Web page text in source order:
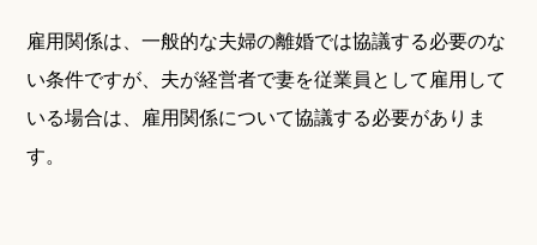
雇用関係は、一般的な夫婦の離婚では協議する必要のな
い条件ですが、夫が経営者で妻を従業員として雇用して
いる場合は、雇用関係について協議する必要がありま
す。